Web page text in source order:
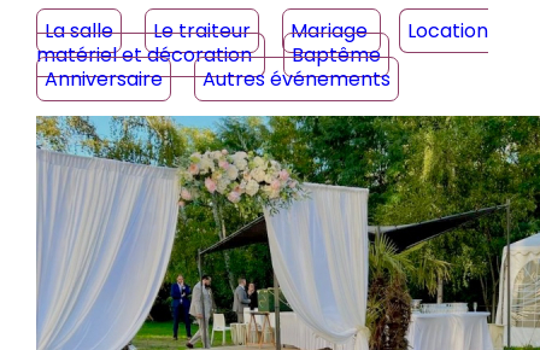
La salle Le traiteur Mariage
Location
matériel et décoration
Baptême
Anniversaire
Autres événements